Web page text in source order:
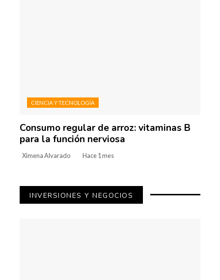
CIENCIA Y TECNOLOGÍA
Consumo regular de arroz: vitaminas B
para la función nerviosa
Ximena Alvarado Hace 1 mes
INVERSIONES Y NEGOCIOS